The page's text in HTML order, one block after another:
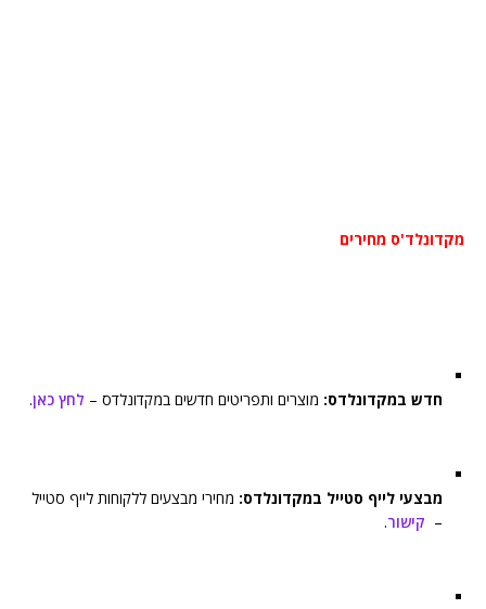
מקדונלד'ס מחירים
חדש במקדונלדס: מוצרים ותפריטים חדשים במקדונלדס – לחץ כאן.
מבצעי לייף סטייל במקדונלדס: מחירי מבצעים ללקוחות לייף סטייל
– קישור.